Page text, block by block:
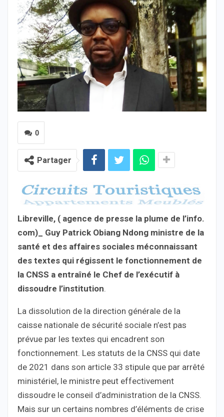
0
Partager
Libreville, ( agence de presse la plume de l’info.
com)_ Guy Patrick Obiang Ndong ministre de la
santé et des affaires sociales méconnaissant
des textes qui régissent le fonctionnement de
la CNSS a entraîné le Chef de l’exécutif à
dissoudre l’institution.
La dissolution de la direction générale de la
caisse nationale de sécurité sociale n’est pas
prévue par les textes qui encadrent son
fonctionnement. Les statuts de la CNSS qui date
de 2021 dans son article 33 stipule que par arrêté
ministériel, le ministre peut effectivement
dissoudre le conseil d’administration de la CNSS.
Mais sur un certains nombres d’éléments de crise